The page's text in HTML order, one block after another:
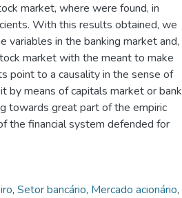
market, where were found, in
With this results obtained, we
in the banking market and,
market with the meant to make
point to a causality in the sense of
by means of capitals market or bank
towards great part of the empiric
the financial system defended for
, Setor bancário, Mercado acionário,